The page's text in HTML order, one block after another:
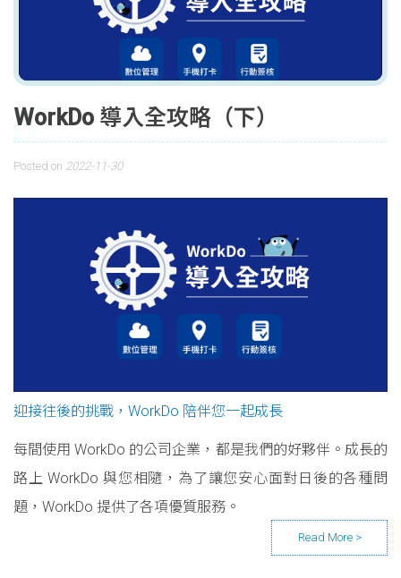
WorkDo 導入全攻略（下）
Posted on 2022-11-30
迎接往後的挑戰，WorkDo 陪伴您一起成長
每間使用 WorkDo 的公司企業，都是我們的好夥伴。成長的
路上 WorkDo 與您相隨，為了讓您安心面對日後的各種問
題，WorkDo 提供了各項優質服務。